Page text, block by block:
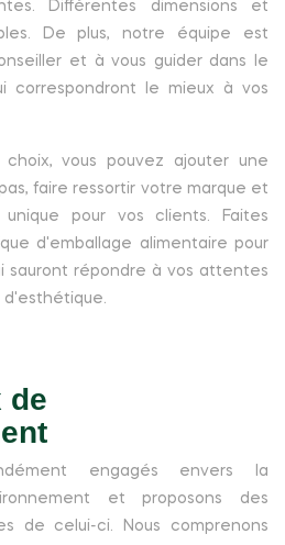
Différentes dimensions et
De plus, notre équipe est
et à vous guider dans le
correspondront le mieux à vos
vous pouvez ajouter une
faire ressortir votre marque et
pour vos clients. Faites
d'emballage alimentaire pour
sauront répondre à vos attentes
de
engagés envers la
et proposons des
de celui-ci. Nous comprenons